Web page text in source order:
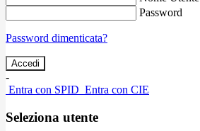
Password
Password dimenticata?
-
Entra con SPID Entra con CIE
Seleziona utente